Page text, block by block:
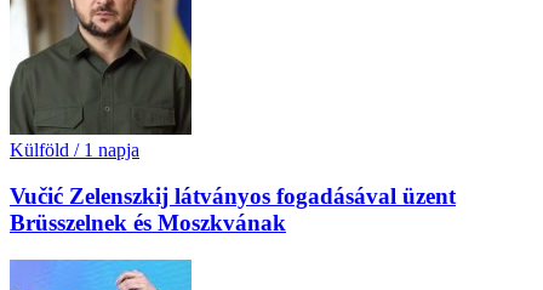
Külföld / 1 napja
Vučić Zelenszkij látványos fogadásával üzent
Brüsszelnek és Moszkvának